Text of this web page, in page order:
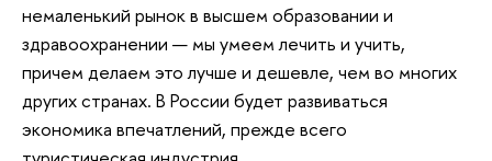
немаленький рынок в высшем образовании и
здравоохранении — мы умеем лечить и учить,
причем делаем это лучше и дешевле, чем во многих
других странах. В России будет развиваться
экономика впечатлений, прежде всего